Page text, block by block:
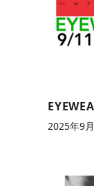
2025年9